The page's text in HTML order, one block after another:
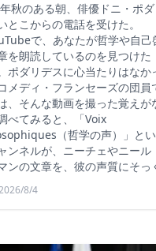
秋のある朝、俳優ドニ・ポ
とこからの電話を受けた。
で、あなたが哲学や自己
を朗読しているのを見つけた
ポダリデスに心当たりはなか
メディ・フランセーズの団員
、そんな動画を撮った覚えが
べてみると、「Voix
（哲学の声）」と
ンネルが、ニーチェやニール
ンの文章を、彼の声質にそっ
8/4